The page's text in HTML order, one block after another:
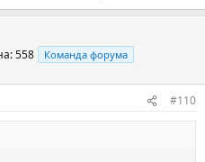
558 Команда форума
#110